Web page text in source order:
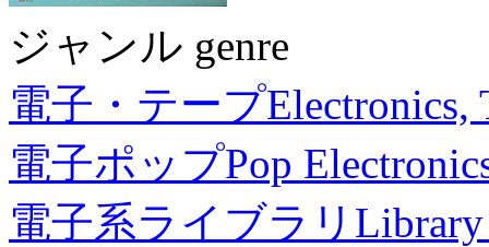
ジャンル genre
電子・テープElectronics,
電子ポップPop
電子系ライブラリ